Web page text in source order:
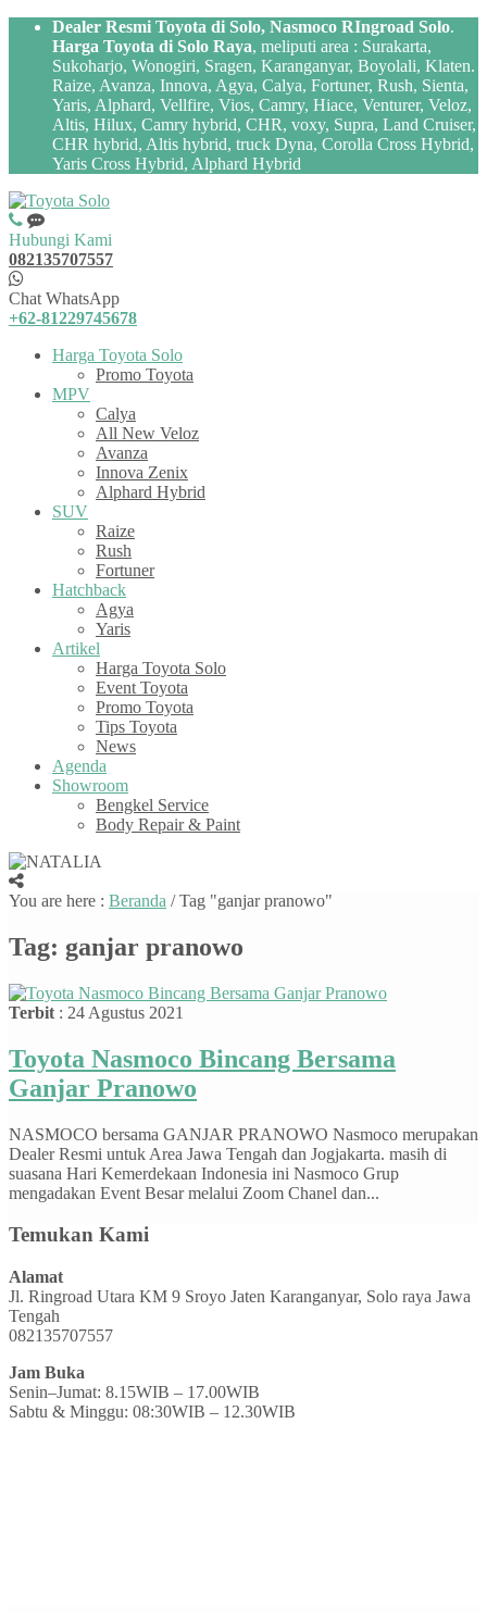
Dealer Resmi Toyota di Solo, Nasmoco RIngroad Solo.
Harga Toyota di Solo Raya, meliputi area : Surakarta,
Sukoharjo, Wonogiri, Sragen, Karanganyar, Boyolali, Klaten.
Raize, Avanza, Innova, Agya, Calya, Fortuner, Rush, Sienta,
Yaris, Alphard, Vellfire, Vios, Camry, Hiace, Venturer, Veloz,
Altis, Hilux, Camry hybrid, CHR, voxy, Supra, Land Cruiser,
CHR hybrid, Altis hybrid, truck Dyna, Corolla Cross Hybrid,
Yaris Cross Hybrid, Alphard Hybrid
Hubungi Kami
082135707557
Chat WhatsApp
+62-81229745678
Harga Toyota Solo
Promo Toyota
MPV
Calya
All New Veloz
Avanza
Innova Zenix
Alphard Hybrid
SUV
Raize
Rush
Fortuner
Hatchback
Agya
Yaris
Artikel
Harga Toyota Solo
Event Toyota
Promo Toyota
Tips Toyota
News
Agenda
Showroom
Bengkel Service
Body Repair & Paint
You are here : Beranda /Tag "ganjar pranowo"
Tag: ganjar pranowo
Terbit : 24 Agustus 2021
Toyota Nasmoco Bincang Bersama
Ganjar Pranowo
NASMOCO bersama GANJAR PRANOWO Nasmoco merupakan
Dealer Resmi untuk Area Jawa Tengah dan Jogjakarta. masih di
suasana Hari Kemerdekaan Indonesia ini Nasmoco Grup
mengadakan Event Besar melalui Zoom Chanel dan...
Temukan Kami
Alamat
Jl. Ringroad Utara KM 9 Sroyo Jaten Karanganyar, Solo raya Jawa
Tengah
082135707557
Jam Buka
Senin–Jumat: 8.15WIB – 17.00WIB
Sabtu & Minggu: 08:30WIB – 12.30WIB